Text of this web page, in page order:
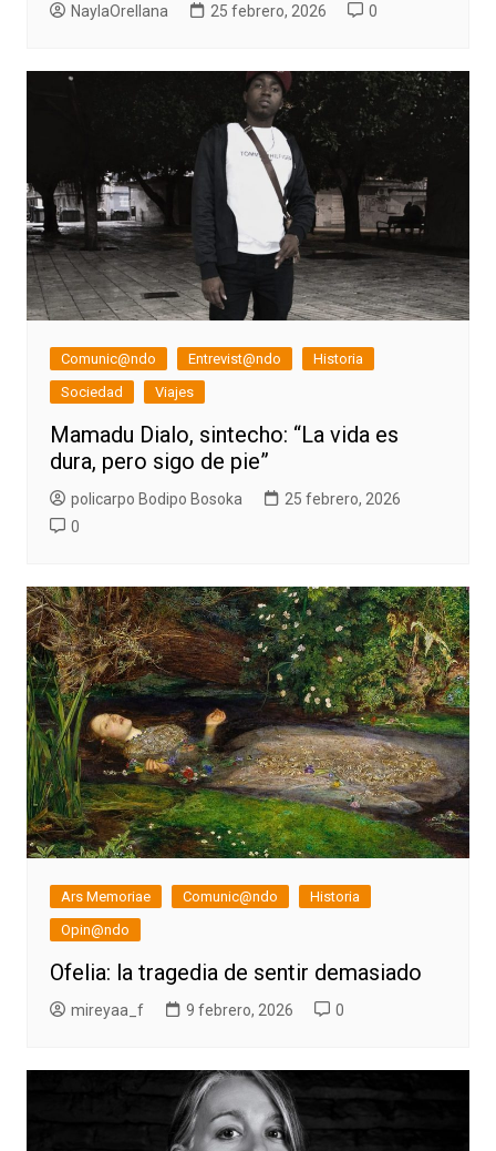
NaylaOrellana 25 febrero, 2026 0
Comunic@ndo Entrevist@ndo
Historia
Sociedad
Viajes
Mamadu Dialo, sintecho: “La vida es
dura, pero sigo de pie”
policarpo Bodipo Bosoka
25 febrero, 2026
0
Ars Memoriae Comunic@ndo
Historia
Opin@ndo
Ofelia: la tragedia de sentir demasiado
mireyaa_f 9 febrero, 2026 0